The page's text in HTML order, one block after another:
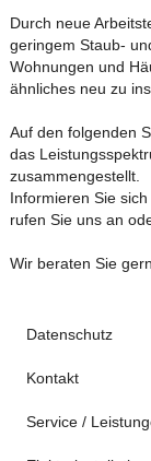
Durch neue
geringem Staub-
Wohnungen und
ähnliches neu zu
Auf den folgenden
das
zusammengestellt.
Informieren Sie
rufen Sie uns an
Wir beraten Sie
Datenschutz
Kontakt
Service /